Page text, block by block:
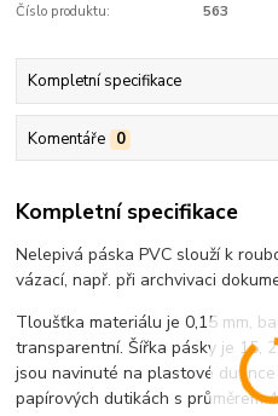
Číslo produktu: 563
Kompletní specifikace
Komentáře 0
Kompletní specifikace
Nelepivá páska PVC slouží k
vázací, např. při archvivaci
Tloušťka materiálu je 0,15 mm,
transparentní. Šířka pásky je 15,
jsou navinuté na plastové
papírových dutikách s průměrem